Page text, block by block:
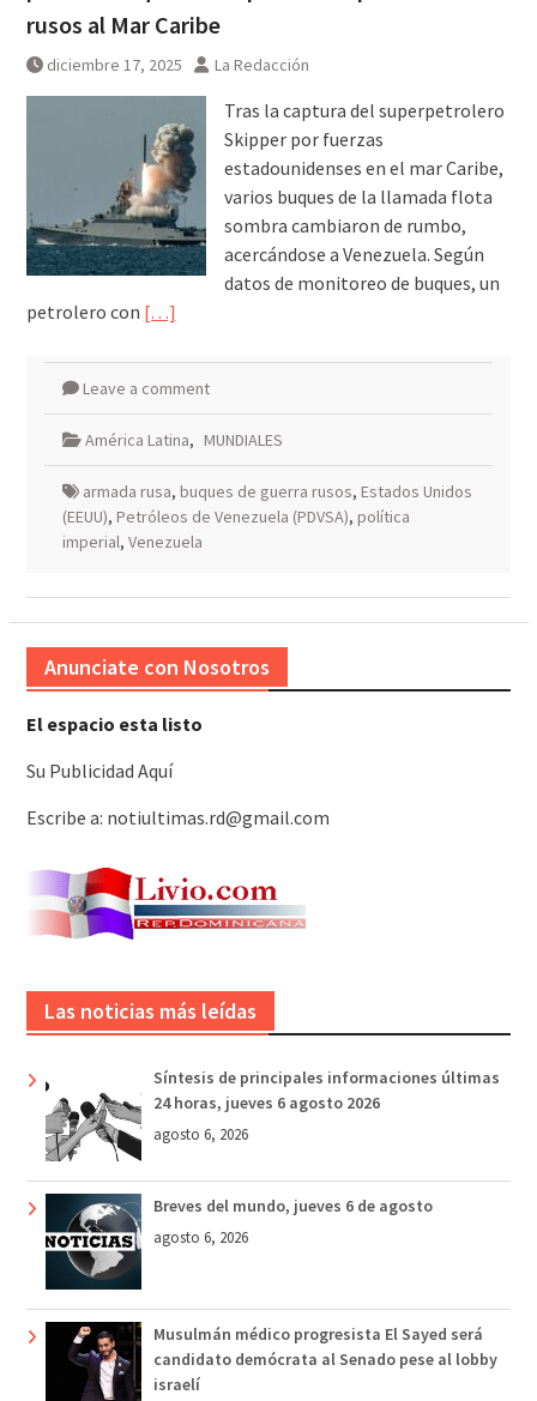
rusos al Mar Caribe
diciembre 17, 2025 La Redacción
Tras la captura del superpetrolero
Skipper por fuerzas
estadounidenses en el mar Caribe,
varios buques de la llamada flota
sombra cambiaron de rumbo,
acercándose a Venezuela. Según
datos de monitoreo de buques, un
petrolero con […]
Leave a comment
América Latina, MUNDIALES
armada rusa, buques de guerra rusos, Estados Unidos
(EEUU), Petróleos de Venezuela (PDVSA), política
imperial, Venezuela
Anunciate con Nosotros
El espacio esta listo
Su Publicidad Aquí
Escribe a: notiultimas.rd@gmail.com
Las noticias más leídas
Síntesis de principales informaciones últimas
24 horas, jueves 6 agosto 2026
agosto 6, 2026
Breves del mundo, jueves 6 de agosto
agosto 6, 2026
Musulmán médico progresista El Sayed será
candidato demócrata al Senado pese al lobby
israelí